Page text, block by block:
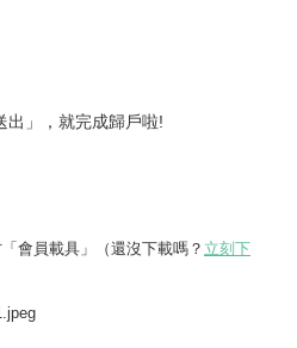
出」，就完成歸戶啦!
會員載具」（還沒下載嗎？ 立刻下